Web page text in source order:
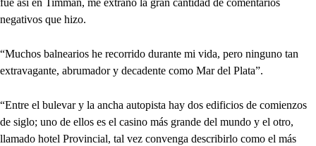
fue así en Timman, me extrañó la gran cantidad de comentarios
negativos que hizo.
“Muchos balnearios he recorrido durante mi vida, pero ninguno tan
extravagante, abrumador y decadente como Mar del Plata”.
“Entre el bulevar y la ancha autopista hay dos edificios de comienzos
de siglo; uno de ellos es el casino más grande del mundo y el otro,
llamado hotel Provincial, tal vez convenga describirlo como el más